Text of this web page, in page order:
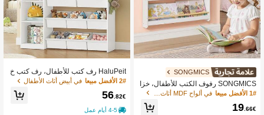
SONGMICS
SONGMICS رفوف الكتب للأطفال، خزا
ئن وأرفف
1# الأفضل مبيعا
19.66€
HaluPeit رف كتب للأطفال، رف كتب خ
شبي، رف ألعاب مع 8 أدراج قماشية لغرف
ة، أبيض 30 * 110 * 104 سم
2# الأفضل مبيعا في أبيض أثاث الأطفال
56.82€
4-5 أيام عمل